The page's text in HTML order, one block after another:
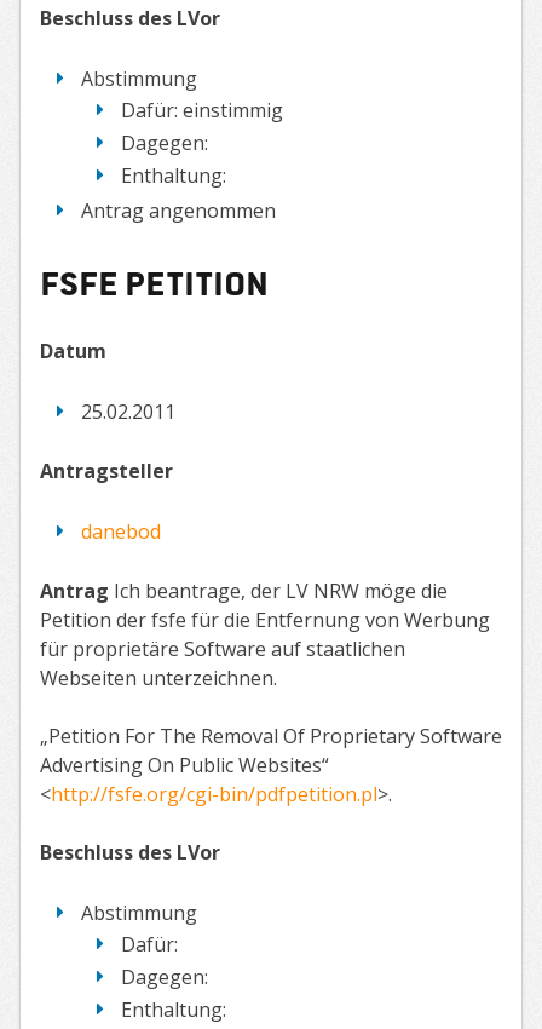
Beschluss des LVor
Abstimmung
Dafür: einstimmig
Dagegen:
Enthaltung:
Antrag angenommen
fsfe Petition
Datum
25.02.2011
Antragsteller
danebod
Antrag Ich beantrage, der LV NRW möge die
Petition der fsfe für die Entfernung von Werbung
für proprietäre Software auf staatlichen
Webseiten unterzeichnen.
„Petition For The Removal Of Proprietary Software
Advertising On Public Websites“
<http://fsfe.org/cgi-bin/pdfpetition.pl>.
Beschluss des LVor
Abstimmung
Dafür:
Dagegen:
Enthaltung: